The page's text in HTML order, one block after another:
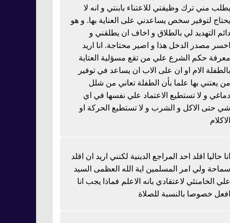
يطلب مني ترك وظيفتي للاعتناء بابنتي و انه لا
يحتاج لتوفير سخص يساعدني على العناية بها. و هو
دائم التهديد لي بالطلاق و اخاف ان يطلقني و
اخسر مصدر الدخل هذا و اصير محتاجة. انا اريد
معرفة حكم الشرع علي من تقع مسؤلية العتاية
بالطفلة الام او ان على الاب ان يساعد في توفير
من يعتني بها علما بأن الطفلة تعاني من شلل
دماغي و لا تستطيع الاعتماد علي نفسها في اي
شي حتى الاكل و الشرب و لا تستطيع الحركة او
الاكلام
انا حاليا اقلد احد المراجع الدينية لكنني اريد ان اقلد
سماحة ولي امر المسلمين اية الله العظمى السيد
علي الخامنئي لاعتقادي بانه الاعلم فماذا يجب انا
افعل خصوصا بالنسبة للصلاة